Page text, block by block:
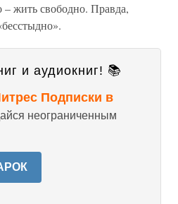
– жить свободно. Правда,
и аудиокниг! 📚
Подписки в
неограниченным